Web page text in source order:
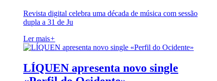
Revista digital celebra uma década de música com sessão
dupla a 31 de Ju
Ler mais+
LÍQUEN apresenta novo single